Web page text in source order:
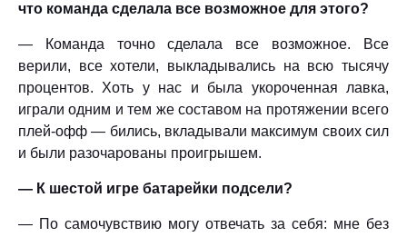
что команда сделала все возможное для этого?
— Команда точно сделала все возможное. Все
верили, все хотели, выкладывались на всю тысячу
процентов. Хоть у нас и была укороченная лавка,
играли одним и тем же составом на протяжении всего
плей-офф — бились, вкладывали максимум своих сил
и были разочарованы проигрышем.
— К шестой игре батарейки подсели?
— По самочувствию могу отвечать за себя: мне без